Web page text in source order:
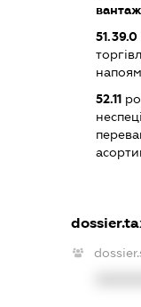
51.39.0
52.11